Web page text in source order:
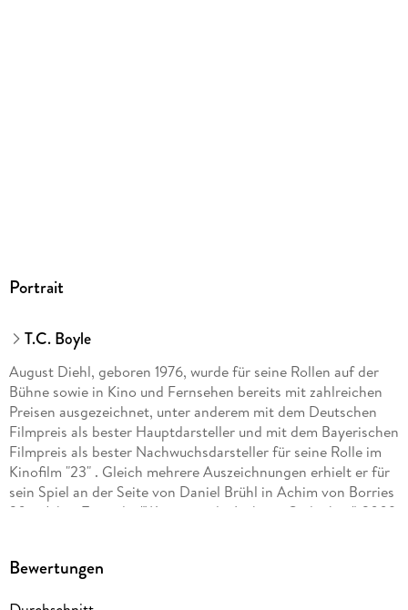
Portrait
T.C. Boyle
August Diehl, geboren 1976, wurde für seine Rollen auf der
Bühne sowie in Kino und Fernsehen bereits mit zahlreichen
Preisen ausgezeichnet, unter anderem mit dem Deutschen
Filmpreis als bester Hauptdarsteller und mit dem Bayerischen
Filmpreis als bester Nachwuchsdarsteller für seine Rolle im
Kinofilm "23" . Gleich mehrere Auszeichnungen erhielt er für
sein Spiel an der Seite von Daniel Brühl in Achim von Borries
20er-Jahre-Tragödie "Was nützt die Liebe in Gedanken". 2009
als Ehemann an der Seite von Angelina Jolie besetzt. 2012
Bewertungen